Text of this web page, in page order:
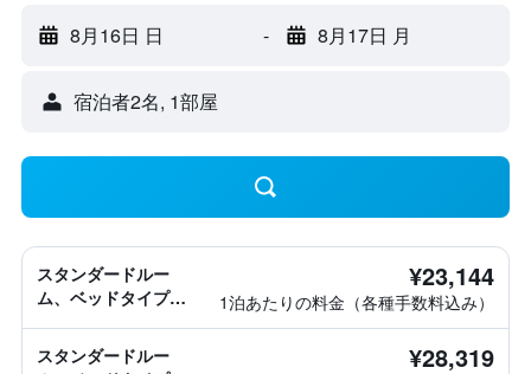
8月16日 日 - 8月17日 月
宿泊者2名, 1​部屋
スタンダードルー
ム、ベッドタイプ情
¥23,144
1泊あたりの料金（各種手数料込み）
スタンダードルー
¥28,319